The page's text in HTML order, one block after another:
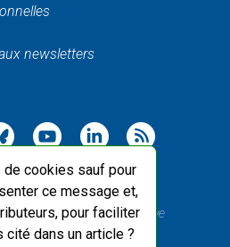
cookies sauf pour
ce message et,
pour faciliter
cité dans un article ?
newsletters
Bretagne Presse , sauf Creative
Commons